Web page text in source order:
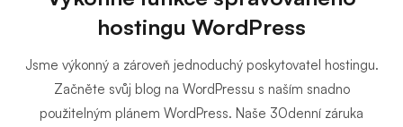
hostingu WordPress
Jsme výkonný a zároveň jednoduchý poskytovatel hostingu.
Začněte svůj blog na WordPressu s naším snadno
použitelným plánem WordPress. Naše 30denní záruka